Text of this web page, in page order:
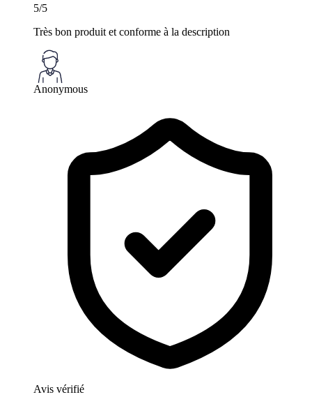
5/5
Très bon produit et conforme à la description
Anonymous
Avis vérifié